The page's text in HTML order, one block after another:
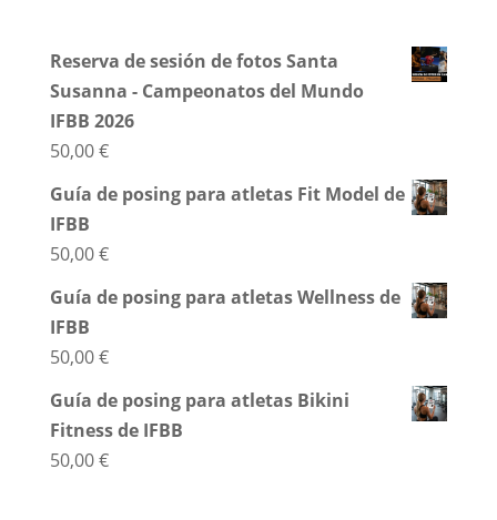
Reserva de sesión de fotos Santa
Susanna - Campeonatos del Mundo
IFBB 2026
50,00€
Guía de posing para atletas Fit Model de
IFBB
50,00€
Guía de posing para atletas Wellness de
IFBB
50,00€
Guía de posing para atletas Bikini
Fitness de IFBB
50,00€